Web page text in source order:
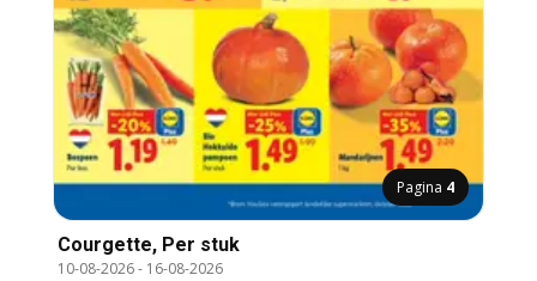
Pagina 4
Courgette, Per stuk
10-08-2026- 16-08-2026